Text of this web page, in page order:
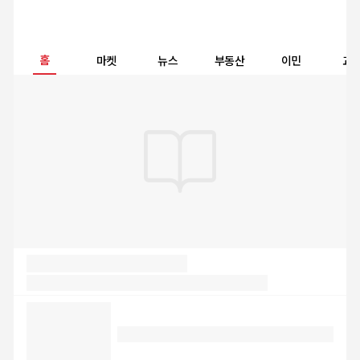
홈 마켓 뉴스 부동산 이민 교